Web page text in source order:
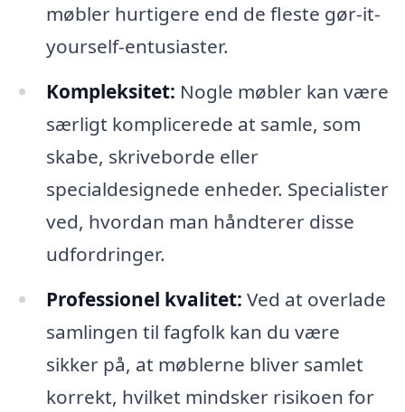
møbler hurtigere end de fleste gør-it-
yourself-entusiaster.
Kompleksitet: Nogle møbler kan være
særligt komplicerede at samle, som
skabe, skriveborde eller
specialdesignede enheder. Specialister
ved, hvordan man håndterer disse
udfordringer.
Professionel kvalitet: Ved at overlade
samlingen til fagfolk kan du være
sikker på, at møblerne bliver samlet
korrekt, hvilket mindsker risikoen for